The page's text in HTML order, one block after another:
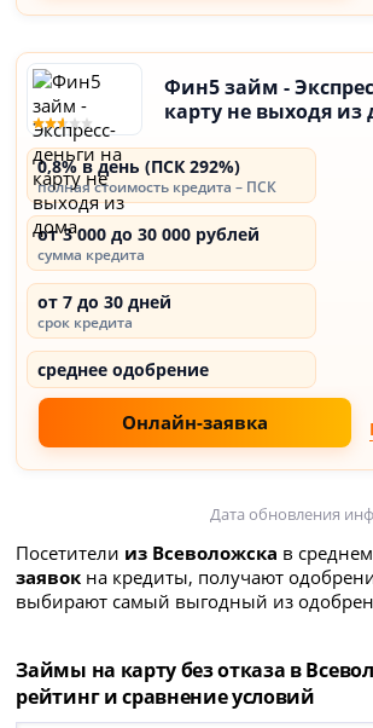
Фин5 займ -
карту не выходя из
0,8% в день (ПСК 292%)
полная стоимость кредита – ПСК
от 3 000 до 30 000 рублей
сумма кредита
от 7 до 30 дней
срок кредита
среднее одобрение
Онлайн-заявка
Дата обновления
Посетители из Всеволожска в
заявок на кредиты, получают
выбирают самый выгодный из
Займы на карту без отказа в
рейтинг и сравнение условий